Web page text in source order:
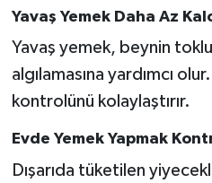
Yavaş Yemek Daha Az
Yavaş yemek, beynin
algılamasına yardımcı
kontrolünü kolaylaştırır.
Evde Yemek Yapmak
Dışarıda tüketilen